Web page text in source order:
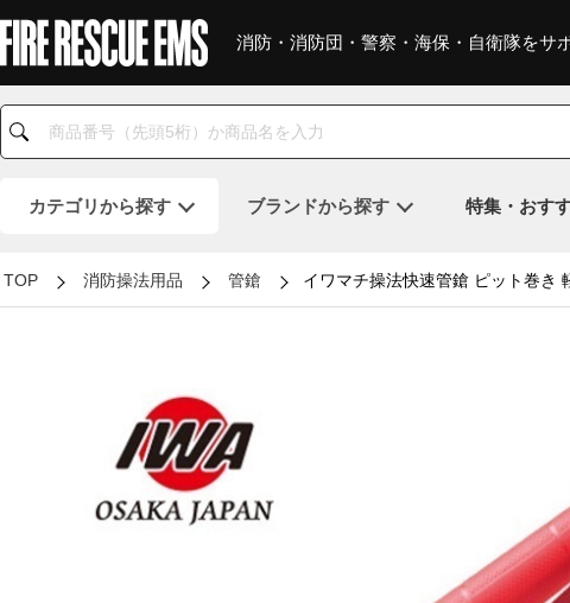
消防・消防団・警察・海保・自衛隊をサ
カテゴリから探す ブランドから探す 特集・おす
TOP 消防操法用品 管鎗 イワマチ操法快速管鎗 ピット巻き